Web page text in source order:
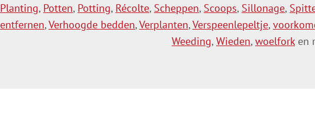
Planting, Potten, Potting, Récolte, Scheppen, Scoops, Sillonage,
entfernen,Verhoogde bedden,Verplanten,Verspeenlepeltje,
Weeding, Wieden, woelfork en